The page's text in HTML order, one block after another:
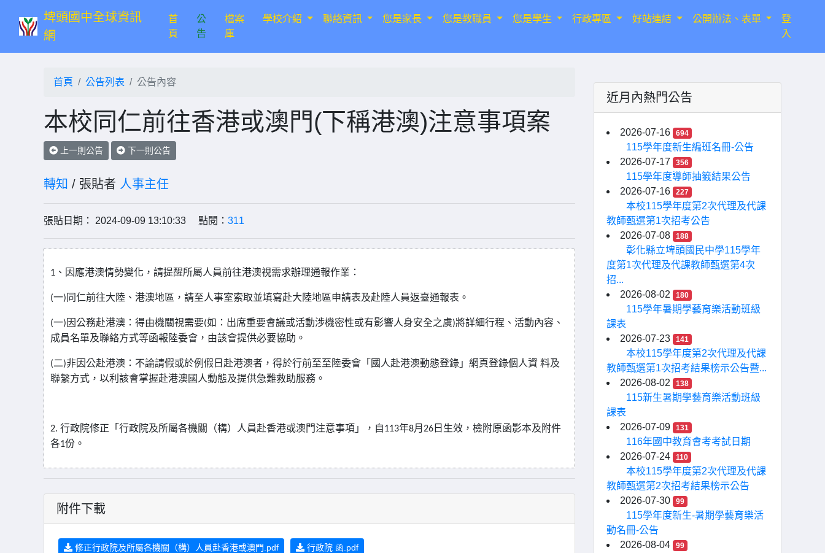
埤頭國中全球資訊
網
首
頁(current)
公
告
檔案
庫
學校介紹 聯絡資訊 您是家長 您是教職員 您是學生 行政專區 好站連結 公開辦法、表單
登
入
首頁 公告列表 公告內容
本校同仁前往香港或澳門(下稱港澳)注意事項案
上一則公告 下一則公告
轉知 / 張貼者 人事主任
張貼日期： 2024-09-09 13:10:33 點閱： 311
1 、因應港澳情勢變化，請提醒所屬人員前往港澳視需求辦理通報作業：
(一) 同仁前往大陸、港澳地區，請至人事室索取並填寫赴大陸地區申請表及赴陸人員返臺通報表。
(一) 因公務赴港澳：得由機關視需要(如：出席重要會議或活動涉機密性或有影響人身安全之虞)將詳細行程、活動內容、
成員名單及聯絡方式等函報陸委會，由該會提供必要協助。
(二)非因公赴港澳：不論請假或於例假日赴港澳者，得於行前至至陸委會「國人赴港澳動態登錄」網頁登錄個人資 料及
聯繫方式，以利該會掌握赴港澳國人動態及提供急難救助服務。
2. 行政院修正「行政院及所屬各機關（構）人員赴香港或澳門注意事項」，自 113年8月 26 日生效，檢附原函影本及附件
各1份。
附件下載
修正行政院及所屬各機關（構）人員赴香港或澳門.pdf 行政院 函.pdf
近月內熱門公告
2026-07-16 694
115學年度新生編班名冊-公告
2026-07-17
356
115學年度導師抽籤結果公告
2026-07-16
227
本校115學年度第2次代理及代課
教師甄選第1次招考公告
2026-07-08
188
彰化縣立埤頭國民中學115學年
度第1次代理及代課教師甄選第4次
招...
2026-08-02
180
115學年暑期學藝育樂活動班級
課表
2026-07-23
141
本校115學年度第2次代理及代課
教師甄選第1次招考結果榜示公告暨...
2026-08-02
138
115新生暑期學藝育樂活動班級
課表
2026-07-09
131
116年國中教育會考考試日期
2026-07-24
110
本校115學年度第2次代理及代課
教師甄選第2次招考結果榜示公告
2026-07-30
99
115學年度新生-暑期學藝育樂活
動名冊-公告
2026-08-04
99